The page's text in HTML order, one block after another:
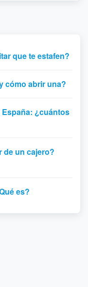
que te estafen?
cómo abrir una?
¿cuántos
de un cajero?
es?